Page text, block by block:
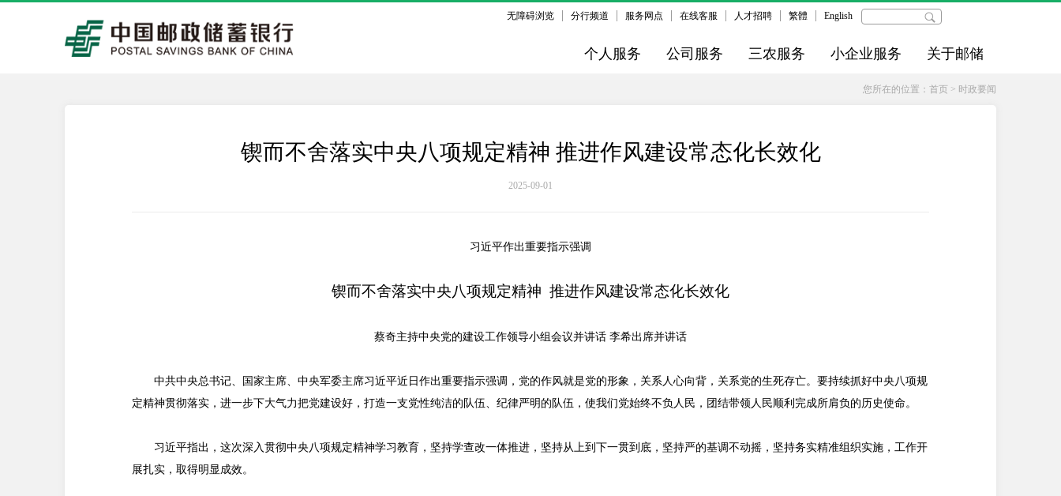
无障碍浏览 分行频道 服务网点 在线客服 人才招聘 繁體 English
个人服务 公司服务 三农服务 小企业服务 关于邮储
您所在的位置： 首页 > 时政要闻
锲而不舍落实中央八项规定精神 推进作风建设常态化长效化
2025-09-01
习近平作出重要指示强调
锲而不舍落实中央八项规定精神 推进作风建设常态化长效化
蔡奇主持中央党的建设工作领导小组会议并讲话 李希出席并讲话
中共中央总书记、国家主席、中央军委主席习近平近日作出重要指示强调，党的作风就是党的形象，关系人心向背，关系党的生死存亡。要持续抓好中央八项规
定精神贯彻落实，进一步下大气力把党建设好，打造一支党性纯洁的队伍、纪律严明的队伍，使我们党始终不负人民，团结带领人民顺利完成所肩负的历史使命。
习近平指出，这次深入贯彻中央八项规定精神学习教育，坚持学查改一体推进，坚持从上到下一贯到底，坚持严的基调不动摇，坚持务实精准组织实施，工作开
展扎实，取得明显成效。